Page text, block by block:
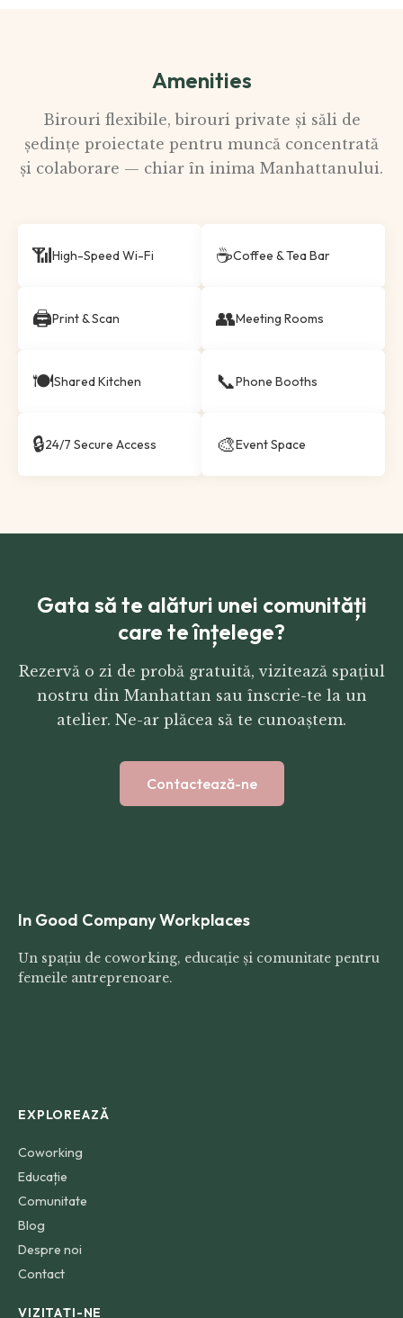
Amenities
Birouri flexibile, birouri private și săli de
ședințe proiectate pentru muncă concentrată
și colaborare — chiar în inima Manhattanului.
📶High-Speed Wi-Fi ☕Coffee & Tea Bar
🖨Print & Scan 👥Meeting Rooms
🍽Shared Kitchen 📞Phone Booths
🔒24/7 Secure Access 🎨Event Space
Gata să te alături unei comunități
care te înțelege?
Rezervă o zi de probă gratuită, vizitează spațiul
nostru din Manhattan sau înscrie-te la un
atelier. Ne-ar plăcea să te cunoaștem.
Contactează-ne
In Good Company Workplaces
Un spațiu de coworking, educație și comunitate pentru
femeile antreprenoare.
EXPLOREAZĂ
Coworking
Educație
Comunitate
Blog
Despre noi
Contact
VIZITAȚI-NE